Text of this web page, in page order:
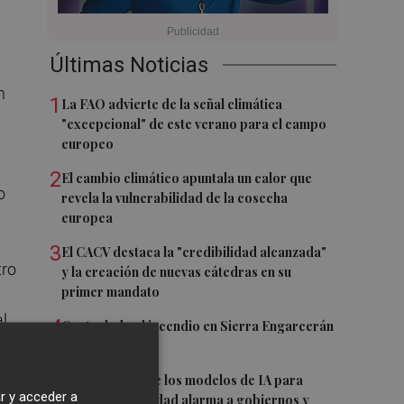
Últimas Noticias
1 La FAO advierte de la señal climática
"excepcional" de este verano para el campo
europeo
2El cambio climático apuntala un calor que
revela la vulnerabilidad de la cosecha
europea
3El CACV destaca la "credibilidad alcanzada"
y la creación de nuevas cátedras en su
primer mandato
4Controlado el incendio en Sierra Engarcerán
La capacidad de los modelos de IA para
burlar la seguridad alarma a gobiernos y
y acceder a